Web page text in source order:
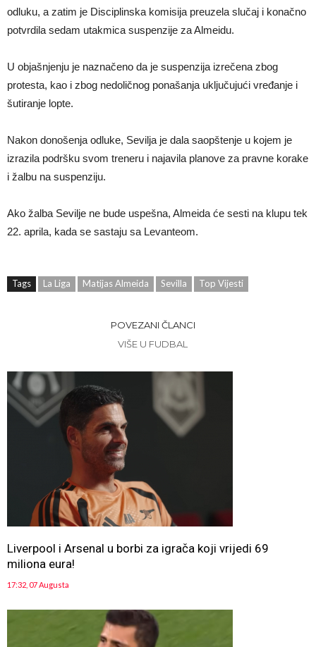
odluku, a zatim je Disciplinska komisija preuzela slučaj i konačno
potvrdila sedam utakmica suspenzije za Almeidu.
U objašnjenju je naznačeno da je suspenzija izrečena zbog
protesta, kao i zbog nedoličnog ponašanja uključujući vređanje i
šutiranje lopte.
Nakon donošenja odluke, Sevilja je dala saopštenje u kojem je
izrazila podršku svom treneru i najavila planove za pravne korake
i žalbu na suspenziju.
Ako žalba Sevilje ne bude uspešna, Almeida će sesti na klupu tek
22. aprila, kada se sastaju sa Levanteom.
Tags La Liga Matijas Almeida Sevilla Top Vijesti
POVEZANI ČLANCI
VIŠE U FUDBAL
Liverpool i Arsenal u borbi za igrača koji vrijedi 69
miliona eura!
17:32, 07 Augusta